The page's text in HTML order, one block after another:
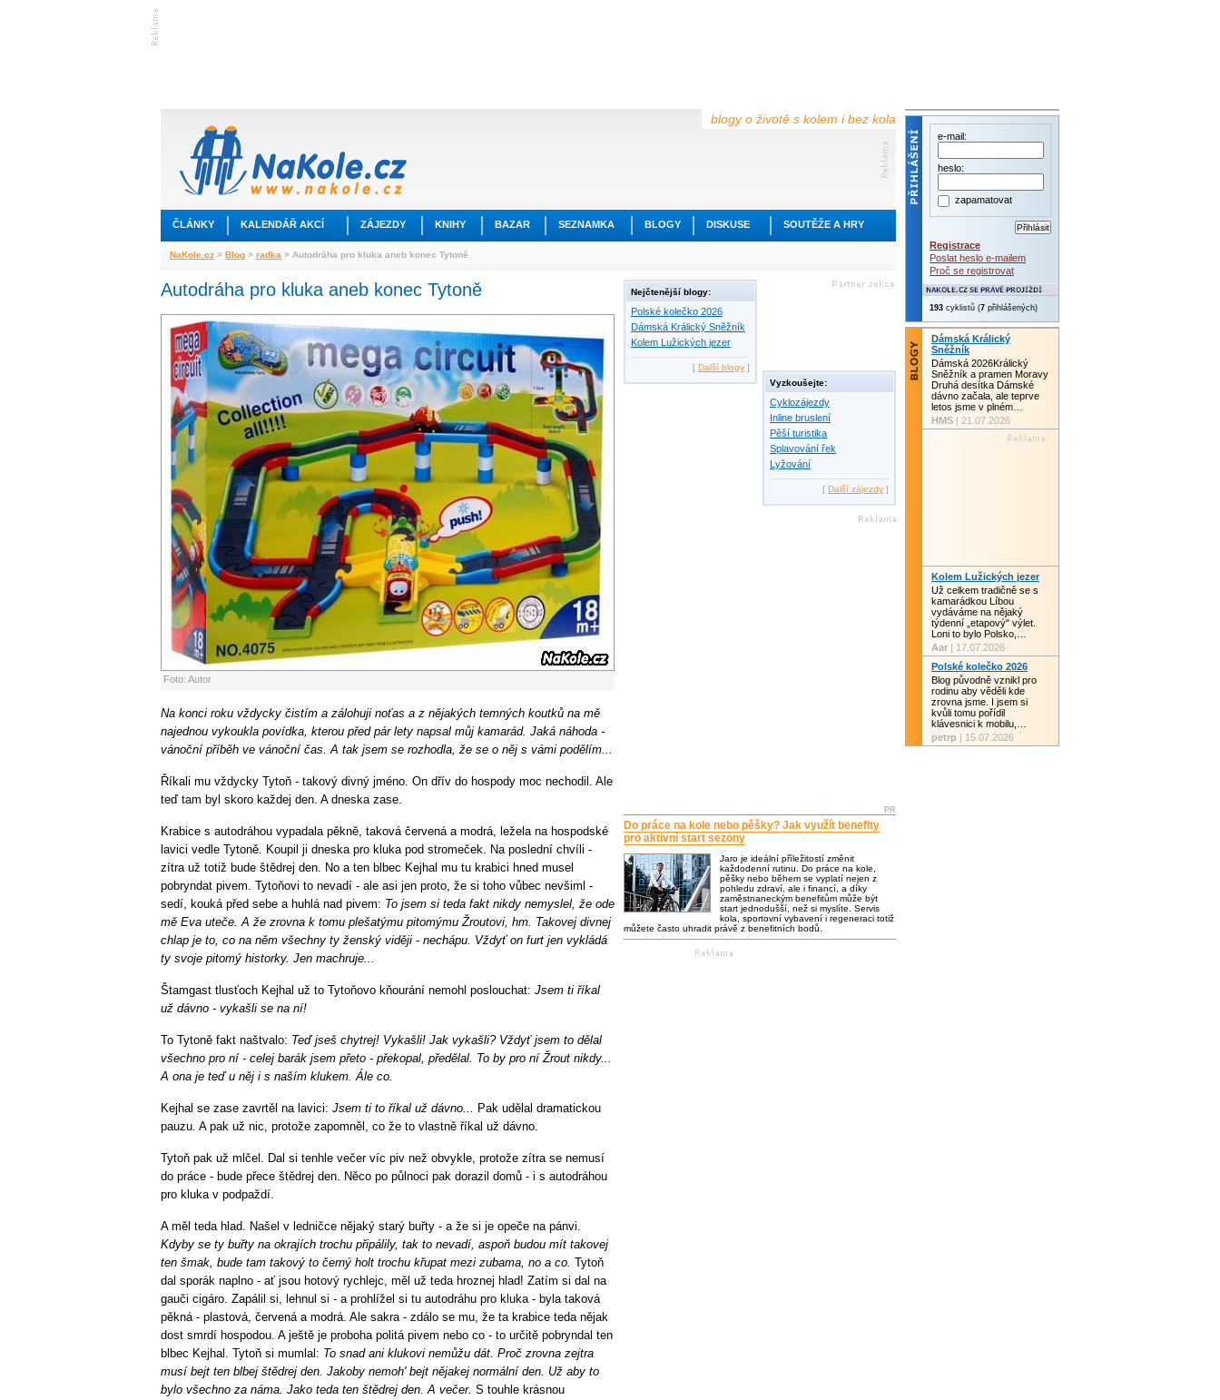
blogy o životě s kolem i bez kola
ČLÁNKY KALENDÁŘ AKCÍ ZÁJEZDY KNIHY BAZAR SEZNAMKA BLOGY DISKUSE SOUTĚŽE A HRY
NaKole.cz > Blog > radka > Autodráha pro kluka aneb konec Tytoně
Autodráha pro kluka aneb konec Tytoně
Foto: Autor
Na konci roku vždycky čistím a zálohuji noťas a z nějakých temných koutků na mě
najednou vykoukla povídka, kterou před pár lety napsal můj kamarád. Jaká náhoda -
vánoční příběh ve vánoční čas. A tak jsem se rozhodla, že se o něj s vámi podělím...
Říkali mu vždycky Tytoň - takový divný jméno. On dřív do hospody moc nechodil. Ale
teď tam byl skoro každej den. A dneska zase.
Krabice s autodráhou vypadala pěkně, taková červená a modrá, ležela na hospodské
lavici vedle Tytoně. Koupil ji dneska pro kluka pod stromeček. Na poslední chvíli -
zítra už totiž bude štědrej den. No a ten blbec Kejhal mu tu krabici hned musel
pobryndat pivem. Tytoňovi to nevadí - ale asi jen proto, že si toho vůbec nevšiml -
sedí, kouká před sebe a huhlá nad pivem: To jsem si teda fakt nikdy nemyslel, že ode
mě Eva uteče. A že zrovna k tomu plešatýmu pitomýmu Žroutovi, hm. Takovej divnej
chlap je to, co na něm všechny ty ženský viději - nechápu. Vždyť on furt jen vykládá
ty svoje pitomý historky. Jen machruje...
Štamgast tlusťoch Kejhal už to Tytoňovo kňourání nemohl poslouchat: Jsem ti říkal
už dávno - vykašli se na ní!
To Tytoně fakt naštvalo: Teď jseš chytrej! Vykašli! Jak vykašli? Vždyť jsem to dělal
všechno pro ní - celej barák jsem přeto - překopal, předělal. To by pro ní Žrout nikdy...
A ona je teď u něj i s naším klukem. Ále co.
Kejhal se zase zavrtěl na lavici: Jsem ti to říkal už dávno... Pak udělal dramatickou
pauzu. A pak už nic, protože zapomněl, co že to vlastně říkal už dávno.
Tytoň pak už mlčel. Dal si tenhle večer víc piv než obvykle, protože zítra se nemusí
do práce - bude přece štědrej den. Něco po půlnoci pak dorazil domů - i s autodráhou
pro kluka v podpaždí.
A měl teda hlad. Našel v ledničce nějaký starý buřty - a že si je opeče na pánvi.
Kdyby se ty buřty na okrajích trochu připálily, tak to nevadí, aspoň budou mít takovej
ten šmak, bude tam takový to černý holt trochu křupat mezi zubama, no a co. Tytoň
dal sporák naplno - ať jsou hotový rychlejc, měl už teda hroznej hlad! Zatím si dal na
gauči cigáro. Zapálil si, lehnul si - a prohlížel si tu autodráhu pro kluka - byla taková
pěkná - plastová, červená a modrá. Ale sakra - zdálo se mu, že ta krabice teda nějak
dost smrdí hospodou. A ještě je proboha politá pivem nebo co - to určitě pobryndal ten
blbec Kejhal. Tytoň si mumlal: To snad ani klukovi nemůžu dát. Proč zrovna zejtra
musí bejt ten blbej štědrej den. Jakoby nemoh' bejt nějakej normální den. Už aby to
bylo všechno za náma. Jako teda ten štědrej den. A večer. S touhle krásnou
Nejčtenější blogy:
Polské kolečko 2026
Dámská Králický Sněžník
Kolem Lužických jezer
[ Další blogy ]
Vyzkoušejte:
Cyklozájezdy
Inline bruslení
Pěší turistika
Splavování řek
Lyžování
[ Další zájezdy ]
PR
Do práce na kole nebo pěšky? Jak využít benefity
pro aktivní start sezóny
Jaro je ideální příležitostí změnit
každodenní rutinu. Do práce na kole,
pěšky nebo během se vyplatí nejen z
pohledu zdraví, ale i financí, a díky
zaměstnaneckým benefitům může být
start jednodušší, než si myslíte. Servis
kola, sportovní vybavení i regeneraci totiž
můžete často uhradit právě z benefitních bodů.
e-mail:
heslo:
zapamatovat
Registrace
Poslat heslo e-mailem
Proč se registrovat
193 cyklistů (7 přihlášených)
Dámská Králický
Sněžník
Dámská 2026Králický
Sněžník a pramen Moravy
Druhá desítka Dámské
dávno začala, ale teprve
letos jsme v plném…
HMS | 21.07.2026
Kolem Lužických jezer
Už celkem tradičně se s
kamarádkou Líbou
vydáváme na nějaký
týdenní „etapový" výlet.
Loni to bylo Polsko,…
Aar | 17.07.2026
Polské kolečko 2026
Blog původně vznikl pro
rodinu aby věděli kde
zrovna jsme. I jsem si
kvůli tomu pořídil
klávesnici k mobilu,…
petrp | 15.07.2026